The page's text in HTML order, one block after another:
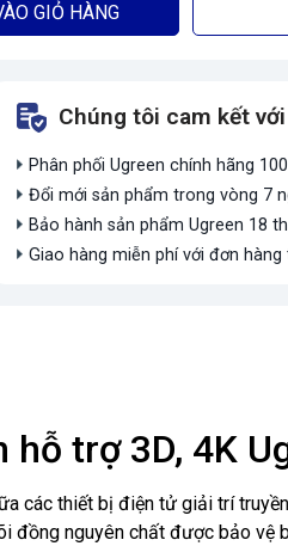
GIỎ HÀNG
Chúng tôi cam kết
Phân phối Ugreen chính hãng
Đổi mới sản phẩm trong vòng 7
Bảo hành sản phẩm Ugreen 18
Giao hàng miễn phí với đơn
trợ 3D, 4K
các thiết bị điện tử giải trí
đồng nguyên chất được bảo vệ